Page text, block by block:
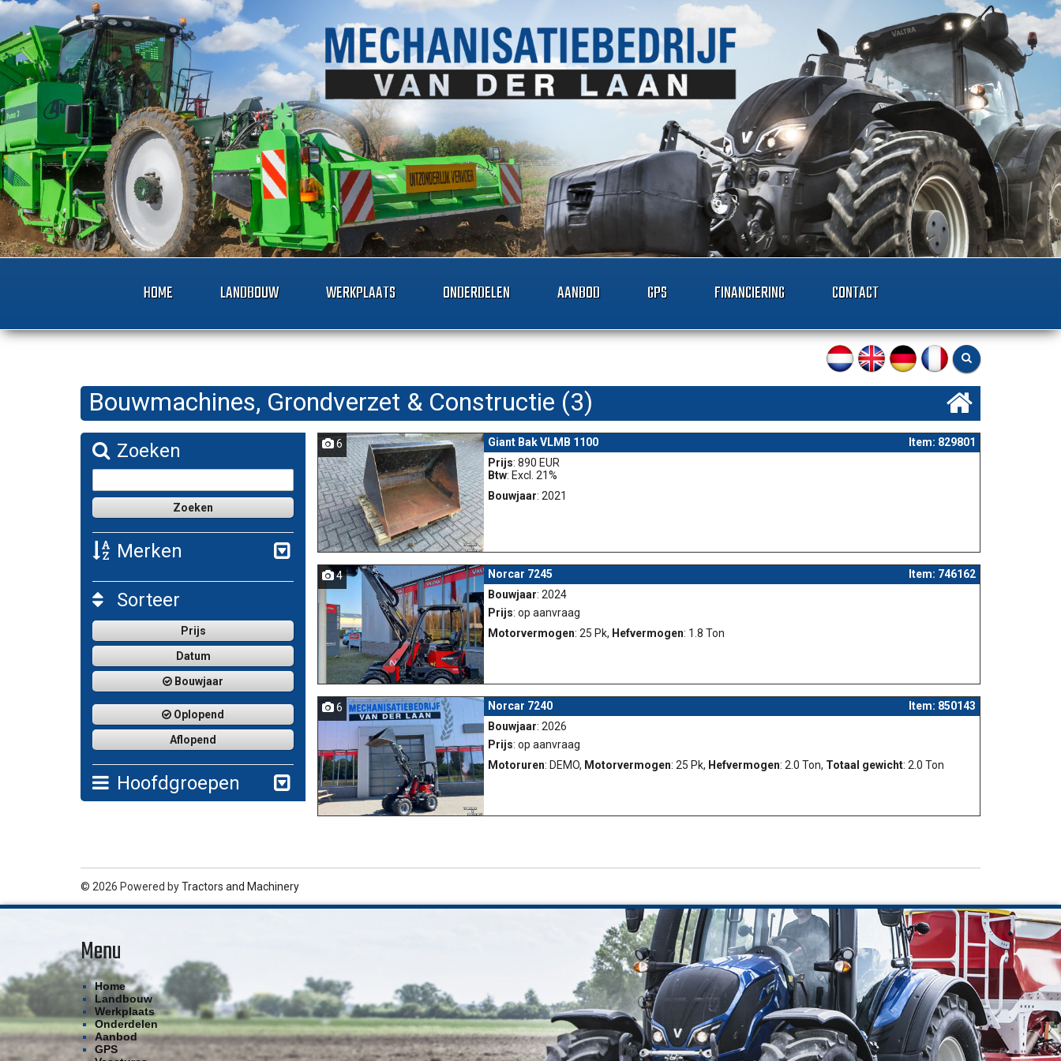
HOME LANDBOUW WERKPLAATS ONDERDELEN AANBOD GPS FINANCIERING CONTACT
Bouwmachines, Grondverzet & Constructie (3)
Zoeken
Merken
Sorteer
Prijs
Datum
Bouwjaar
Oplopend
Aflopend
Hoofdgroepen
6 Giant Bak VLMB 1100
Item: 829801
Prijs: 890 EUR
Btw: Excl. 21%
Bouwjaar: 2021
4 Norcar 7245
Item: 746162
Bouwjaar: 2024
Prijs: op aanvraag
Motorvermogen: 25 Pk, Hefvermogen: 1.8 Ton
6 Norcar 7240
Item: 850143
Bouwjaar: 2026
Prijs: op aanvraag
Motoruren: DEMO, Motorvermogen: 25 Pk, Hefvermogen: 2.0 Ton, Totaal gewicht: 2.0 Ton
© 2026 Powered byTractors and Machinery
Menu
Home
Landbouw
Werkplaats
Onderdelen
Aanbod
GPS